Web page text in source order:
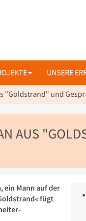
UNSERE
"Goldstrand" und
AUS
ein Mann auf der
fügt